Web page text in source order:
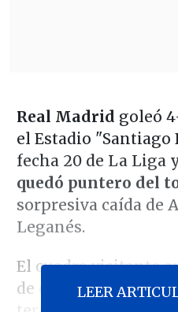
Real Madrid goleó
el Estadio "Santiago
fecha 20 de La Liga
quedó puntero del
sorpresiva caída de
Leganés.
El cuadro visitante
de entrada por
LEER